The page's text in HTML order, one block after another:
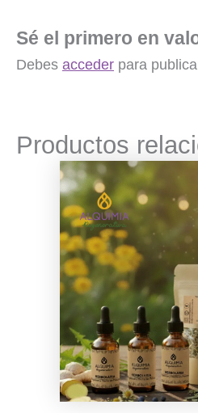
Sé el primero en
Debes acceder para
Productos